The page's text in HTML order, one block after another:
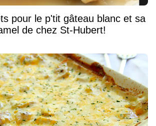
pour le p'tit gâteau blanc et sa
de chez St-Hubert!